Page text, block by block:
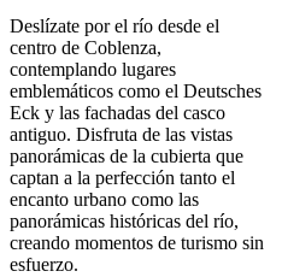
Deslízate por el río desde el
centro de Coblenza,
contemplando lugares
emblemáticos como el Deutsches
Eck y las fachadas del casco
antiguo. Disfruta de las vistas
panorámicas de la cubierta que
captan a la perfección tanto el
encanto urbano como las
panorámicas históricas del río,
creando momentos de turismo sin
esfuerzo.